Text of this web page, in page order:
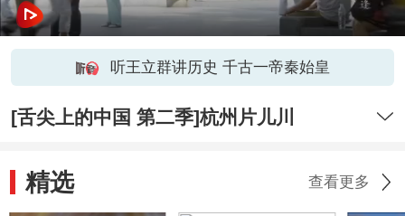
听王立群讲历史 千古一帝秦始皇
[舌尖上的中国 第二季]杭州片儿川
精选 查看更多